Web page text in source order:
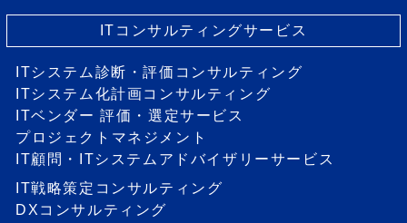
ITコンサルティングサービス
ITシステム診断・評価コンサルティング
ITシステム化計画コンサルティング
ITベンダー 評価・選定サービス
プロジェクトマネジメント
IT顧問・ITシステムアドバイザリーサービス
IT戦略策定コンサルティング
DXコンサルティング